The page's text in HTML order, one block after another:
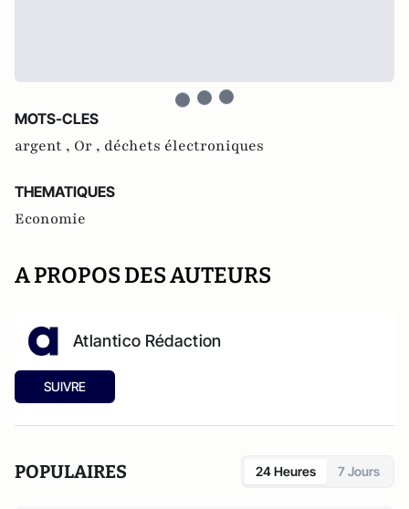
MOTS-CLES
argent , Or , déchets électroniques
THEMATIQUES
Economie
A PROPOS DES AUTEURS
Atlantico Rédaction
SUIVRE
POPULAIRES 24 Heures 7 Jours